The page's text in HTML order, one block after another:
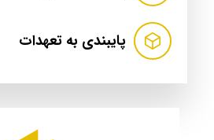
پایبندی به تعهدات